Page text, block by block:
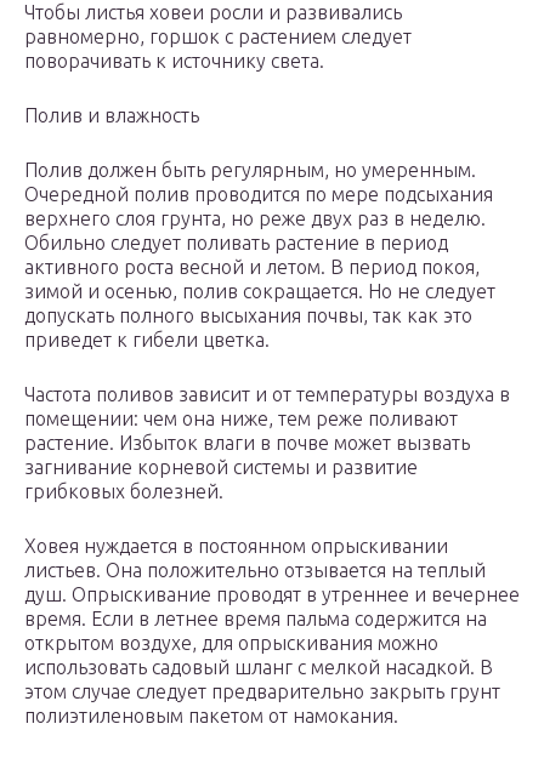
Чтобы листья ховеи росли и развивались
равномерно, горшок с растением следует
поворачивать к источнику света.
Полив и влажность
Полив должен быть регулярным, но умеренным.
Очередной полив проводится по мере подсыхания
верхнего слоя грунта, но реже двух раз в неделю.
Обильно следует поливать растение в период
активного роста весной и летом. В период покоя,
зимой и осенью, полив сокращается. Но не следует
допускать полного высыхания почвы, так как это
приведет к гибели цветка.
Частота поливов зависит и от температуры воздуха в
помещении: чем она ниже, тем реже поливают
растение. Избыток влаги в почве может вызвать
загнивание корневой системы и развитие
грибковых болезней.
Ховея нуждается в постоянном опрыскивании
листьев. Она положительно отзывается на теплый
душ. Опрыскивание проводят в утреннее и вечернее
время. Если в летнее время пальма содержится на
открытом воздухе, для опрыскивания можно
использовать садовый шланг с мелкой насадкой. В
этом случае следует предварительно закрыть грунт
полиэтиленовым пакетом от намокания.